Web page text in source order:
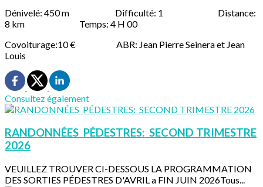
Dénivelé: 450 m Difficulté: 1 Distance:
8 km Temps: 4 H 00
Covoiturage:10 € ABR: Jean Pierre Seinera et Jean
Louis
Consultez également
RANDONNÉES PÉDESTRES: SECOND TRIMESTRE
2026
VEUILLEZ TROUVER CI-DESSOUS LA PROGRAMMATION
DES SORTIES PÉDESTRES D'AVRIL a FIN JUIN 2026Tous...